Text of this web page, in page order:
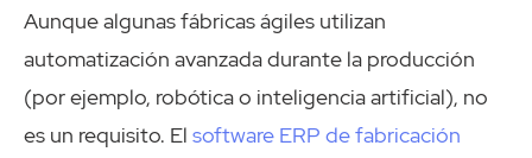
Aunque algunas fábricas ágiles utilizan
automatización avanzada durante la producción
(por ejemplo, robótica o inteligencia artificial), no
es un requisito. El software ERP de fabricación